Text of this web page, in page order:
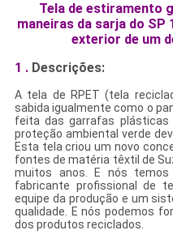
Tela de estiramento
maneiras da sarja do SP
exterior de um
1 . Descrições:
A tela de RPET (tela
sabida igualmente como o
feita das garrafas plásticas
proteção ambiental verde
Esta tela criou um novo
fontes de matéria têxtil de
muitos anos. E nós
fabricante profissional de
equipe da produção e um
qualidade. E nós podemos
dos produtos reciclados.